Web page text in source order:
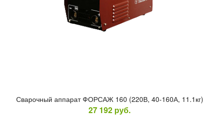
Сва­роч­ный ап­па­рат ФОР­САЖ 160 (220В, 40-160А, 11.1кг)
27 192 руб.